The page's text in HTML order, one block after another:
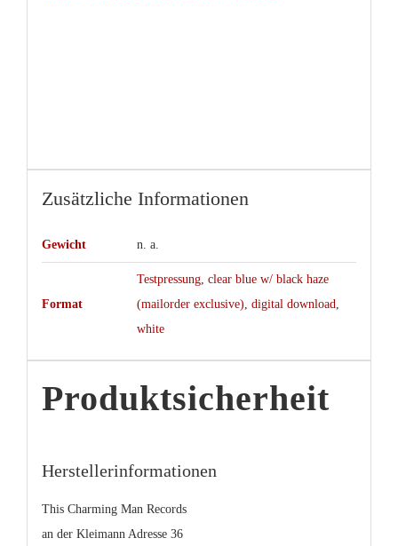
Zusätzliche Informationen
Gewicht n. a.
Format
Testpressung, clear blue w/ black haze
(mailorder exclusive) digital download
white
Produktsicherheit
Herstellerinformationen
This Charming Man Records
an der Kleimann Adresse 36